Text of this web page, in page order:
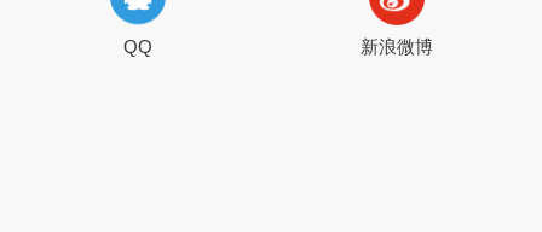
QQ 新浪微博